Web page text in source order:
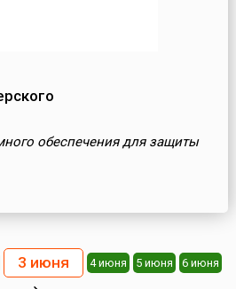
обеспечения для защиты
3 июня 4 июня 5 июня 6 июня